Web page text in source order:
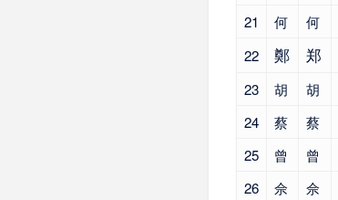
21
何 何
22
鄭 郑
23
胡 胡
24
蔡 蔡
25
曾 曾
26
佘 佘